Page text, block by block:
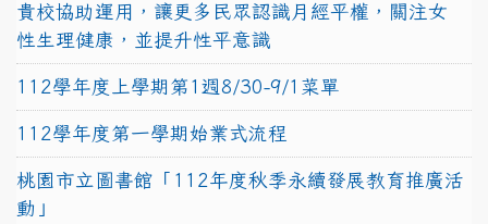
貴校協助運用，讓更多民眾認識月經平權，關注女
性生理健康，並提升性平意識
112學年度上學期第1週8/30-9/1菜單
112學年度第一學期始業式流程
桃園市立圖書館「112年度秋季永續發展教育推廣活
動」